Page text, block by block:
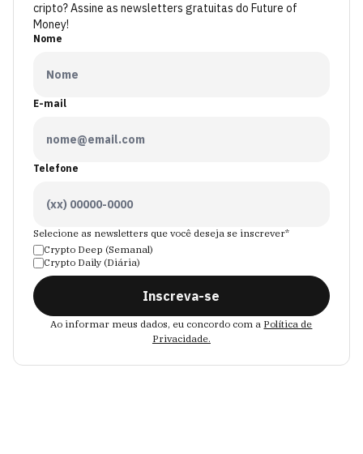
cripto? Assine as newsletters gratuitas do Future of
Money!
Nome
E-mail
Telefone
Selecione as newsletters que você deseja se inscrever*
Crypto Deep (Semanal)
Crypto Daily (Diária)
Inscreva-se
Ao informar meus dados, eu concordo com a Política de
Privacidade.